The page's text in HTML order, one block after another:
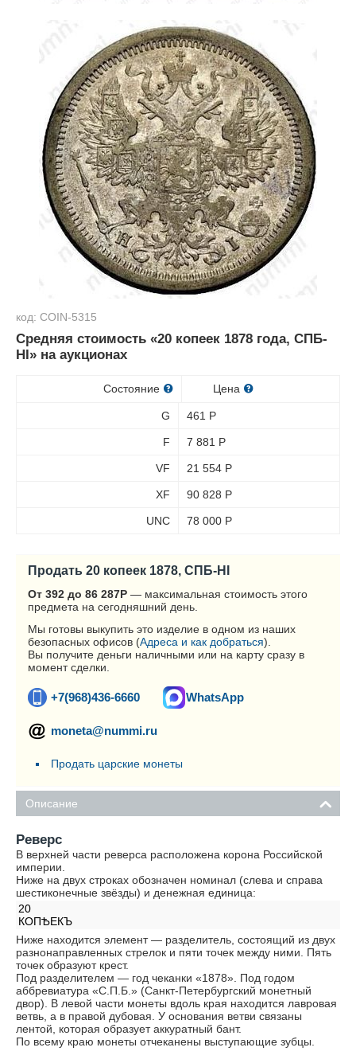
код: COIN-5315
Средняя стоимость «20 копеек 1878 года, СПБ-
HI» на аукционах
Состояние Цена
G 461 Р
F 7 881 Р
VF 21 554 Р
XF 90 828 Р
UNC 78 000 Р
Продать 20 копеек 1878, СПБ-HI
От 392 до 86 287Р — максимальная стоимость этого
предмета на сегодняшний день.
Мы готовы выкупить это изделие в одном из наших
безопасных офисов (Адреса и как добраться).
Вы получите деньги наличными или на карту сразу в
момент сделки.
+7(968)436-6660 WhatsApp
moneta@nummi.ru
Продать царские монеты
Описание
Реверс
В верхней части реверса расположена корона Российской
империи.
Ниже на двух строках обозначен номинал (слева и справа
шестиконечные звёзды) и денежная единица:
20
КОПѢЕКЪ
Ниже находится элемент — разделитель, состоящий из двух
разнонаправленных стрелок и пяти точек между ними. Пять
точек образуют крест.
Под разделителем — год чеканки «1878». Под годом
аббревиатура «С.П.Б.» (Санкт-Петербургский монетный
двор). В левой части монеты вдоль края находится лавровая
ветвь, а в правой дубовая. У основания ветви связаны
лентой, которая образует аккуратный бант.
По всему краю монеты отчеканены выступающие зубцы.